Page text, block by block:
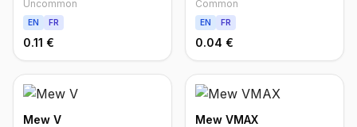
Uncommon
EN FR
0.11 €
Common
EN FR
0.04 €
Mew V Mew VMAX